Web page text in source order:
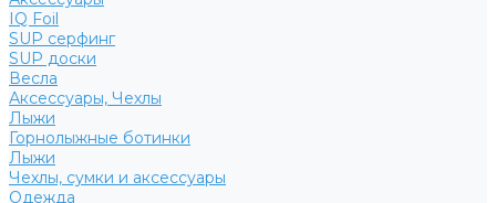
IQ Foil
SUP серфинг
SUP доски
Весла
Аксессуары, Чехлы
Лыжи
Горнолыжные ботинки
Лыжи
Чехлы, сумки и аксессуары
Одежда